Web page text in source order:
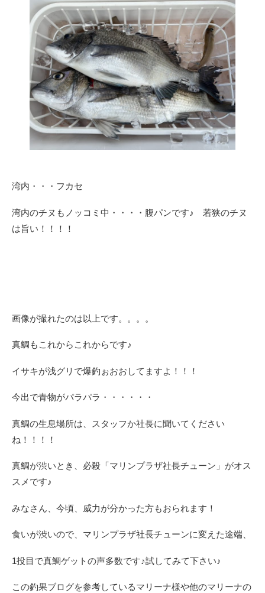
湾内・・・フカセ
湾内のチヌもノッコミ中・・・・腹パンです♪ 若狭のチヌ
は旨い！！！！
画像が撮れたのは以上です。。。。
真鯛もこれからこれからです♪
イサキが浅グリで爆釣ぉおおしてますよ！！！
今出で青物がパラパラ・・・・・・
真鯛の生息場所は、スタッフか社長に聞いてください
ね！！！！
真鯛が渋いとき、必殺「マリンプラザ社長チューン」がオス
スメです♪
みなさん、今頃、威力が分かった方もおられます！
食いが渋いので、マリンプラザ社長チューンに変えた途端、
1投目で真鯛ゲットの声多数です♪試してみて下さい♪
この釣果ブログを参考しているマリーナ様や他のマリーナの